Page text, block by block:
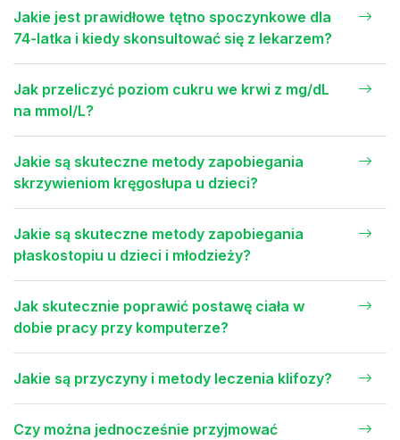
Jakie jest prawidłowe tętno spoczynkowe dla
74-latka i kiedy skonsultować się z lekarzem?
Jak przeliczyć poziom cukru we krwi z mg/dL
na mmol/L?
Jakie są skuteczne metody zapobiegania
skrzywieniom kręgosłupa u dzieci?
Jakie są skuteczne metody zapobiegania
płaskostopiu u dzieci i młodzieży?
Jak skutecznie poprawić postawę ciała w
dobie pracy przy komputerze?
Jakie są przyczyny i metody leczenia klifozy?
Czy można jednocześnie przyjmować